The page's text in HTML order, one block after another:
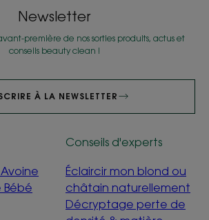
Newsletter
première de nos sorties produits, actus et
conseils beauty clean !
À LA NEWSLETTER
Conseils d'experts
Éclaircir mon blond ou
châtain naturellement
Décryptage perte de